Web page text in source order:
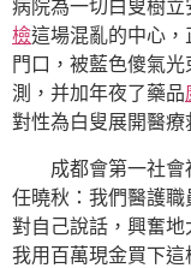
病院為一切白叟樹
檢這場混亂的中心
門口，被藍色傻氣
測，并加年夜了藥品
對性為白叟展開醫療
成都會第一社
任曉秋：我們醫護
對自己說話，興奮地
我用百萬現金買下